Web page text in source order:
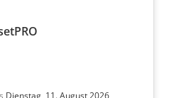
Dienstag, 11. August 2026